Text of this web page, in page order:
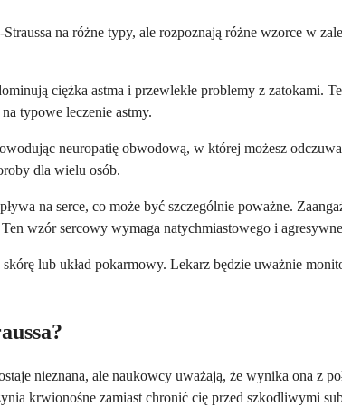
na różne typy, ale rozpoznają różne wzorce w
ciężka astma i przewlekłe problemy z
typowe leczenie astmy.
neuropatię obwodową, w której możesz
dla wielu osób.
na serce, co może być szczególnie poważne.
wzór sercowy wymaga natychmiastowego i
lub układ pokarmowy. Lekarz będzie uważnie
nieznana, ale naukowcy uważają, że wynika ona
krwionośne zamiast chronić cię przed szkodliwymi